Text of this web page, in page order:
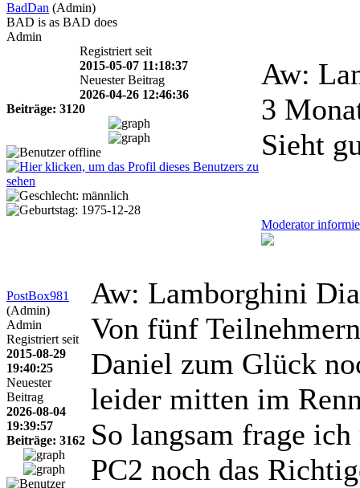
BadDan (Admin)
BAD is as BAD does
Admin
Registriert seit
2015-05-07 11:18:37
Neuester Beitrag
2026-04-26 12:46:36
Beiträge: 3120
Aw:
3
Sieht
Moderator
PostBox981
(Admin)
Admin
Registriert seit
2015-08-29
19:40:25
Neuester
Beitrag
2026-08-04
19:39:57
Beiträge: 3162
Aw: Lamborghini
Von fünf
Daniel zum Glück
leider mitten im
So langsam frage
PC2 noch das